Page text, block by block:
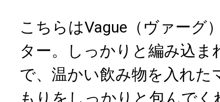
こちらはVague（ヴァーグ
ター。しっかりと編み込ま
で、温かい飲み物を入れた
もりをしっかりと包んで